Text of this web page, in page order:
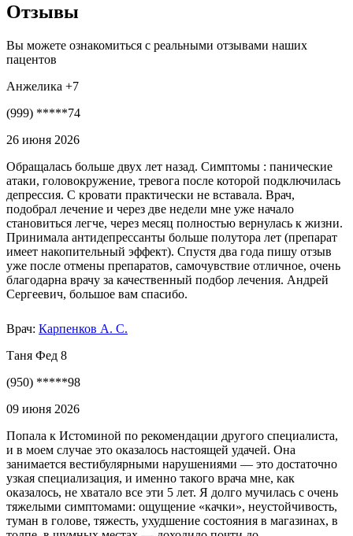
Отзывы
Вы можете ознакомиться с реальными отзывами наших
пацентов
Анжелика +7
(999) *****74
26 июня 2026
Обращалась больше двух лет назад. Симптомы : панические
атаки, головокружение, тревога после которой подключилась
депрессия. С кровати практически не вставала. Врач,
подобрал лечение и через две недели мне уже начало
становиться легче, через месяц полностью вернулась к жизни.
Принимала антидепрессанты больше полутора лет (препарат
имеет накопительный эффект). Спустя два года пишу отзыв
уже после отмены препаратов, самочувствие отличное, очень
благодарна врачу за качественный подбор лечения. Андрей
Сергеевич, большое вам спасибо.
Врач: Карпенков А. С.
Таня Фед 8
(950) *****98
09 июня 2026
Попала к Истоминой по рекомендации другого специалиста,
и в моем случае это оказалось настоящей удачей. Она
занимается вестибулярными нарушениями — это достаточно
узкая специализация, и именно такого врача мне, как
оказалось, не хватало все эти 5 лет. Я долго мучилась с очень
тяжелыми симптомами: ощущение «качки», неустойчивость,
туман в голове, тяжесть, ухудшение состояния в магазинах, в